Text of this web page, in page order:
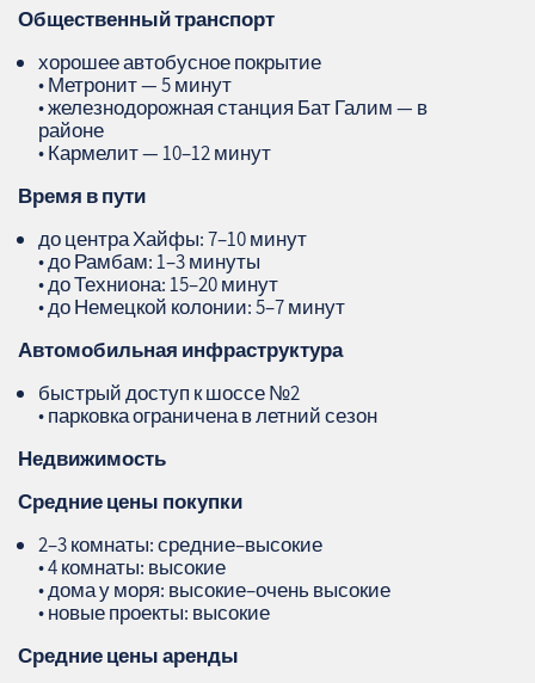
Общественный транспорт
хорошее автобусное покрытие
• Метронит — 5 минут
• железнодорожная станция Бат Галим — в
районе
• Кармелит — 10–12 минут
Время в пути
до центра Хайфы: 7–10 минут
• до Рамбам: 1–3 минуты
• до Техниона: 15–20 минут
• до Немецкой колонии: 5–7 минут
Автомобильная инфраструктура
быстрый доступ к шоссе №2
• парковка ограничена в летний сезон
Недвижимость
Средние цены покупки
2–3 комнаты: средние–высокие
• 4 комнаты: высокие
• дома у моря: высокие–очень высокие
• новые проекты: высокие
Средние цены аренды